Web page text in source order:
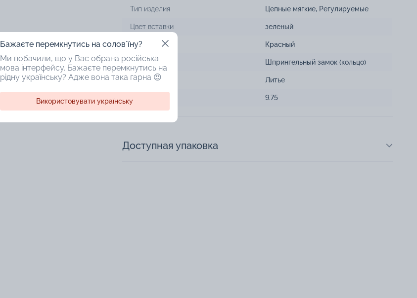
Тип изделия Цепные мягкие, Регулируемые
Цвет вставки зеленый
Цвет металла Красный
Застежка Шпрингельный замок (кольцо)
Технология Литье
Ширина 9.75
Доступная упаковка
Бажаєте перемкнутись на соловʼїну?
Ми побачили, що у Вас обрана російська
мова інтерфейсу. Бажаєте перемкнутись на
рідну українську? Адже вона така гарна 😍
Використовувати українську